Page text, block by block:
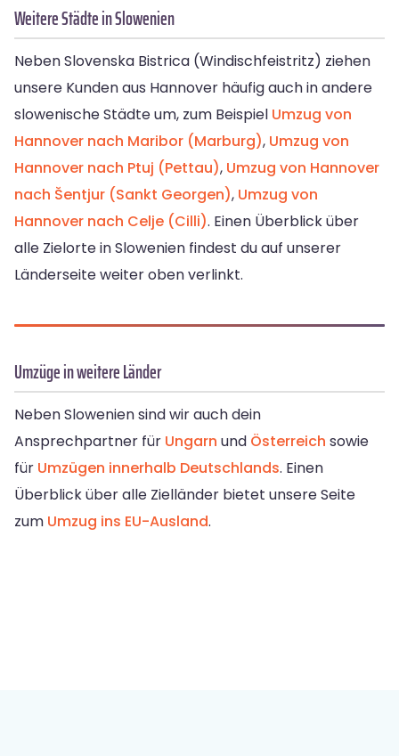
Weitere Städte in Slowenien
Neben Slovenska Bistrica (Windischfeistritz) ziehen
unsere Kunden aus Hannover häufig auch in andere
slowenische Städte um, zum Beispiel Umzug von
Hannover nach Maribor (Marburg), Umzug von
Hannover nach Ptuj (Pettau), Umzug von Hannover
nach Šentjur (Sankt Georgen), Umzug von
Hannover nach Celje (Cilli). Einen Überblick über
alle Zielorte in Slowenien findest du auf unserer
Länderseite weiter oben verlinkt.
Umzüge in weitere Länder
Neben Slowenien sind wir auch dein
Ansprechpartner für Ungarn und Österreich sowie
für Umzügen innerhalb Deutschlands. Einen
Überblick über alle Zielländer bietet unsere Seite
zum Umzug ins EU-Ausland.